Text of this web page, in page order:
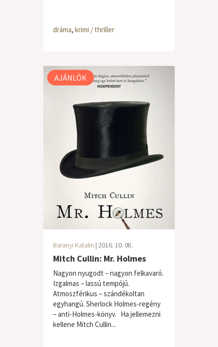
dráma, krimi / thriller
AJÁNLÓK
Baranyi Katalin | 2016. 10. 08.
Mitch Cullin: Mr. Holmes
Nagyon nyugodt – nagyon felkavaró.
Izgalmas – lassú tempójú.
Atmoszférikus – szándékoltan
egyhangú. Sherlock Holmes-regény
– anti-Holmes-könyv. Ha jellemezni
kellene Mitch Cullin...